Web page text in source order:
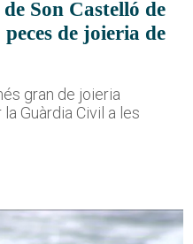
Son Castelló de
de joieria de
gran de joieria
Guàrdia Civil a les